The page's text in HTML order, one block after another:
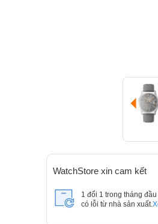
WatchStore xin cam kết
1 đổi 1 trong tháng
có lỗi từ nhà sản xuất.